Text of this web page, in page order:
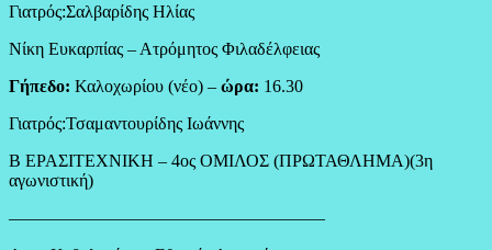
Γιατρός:Σαλβαρίδης Ηλίας
Νίκη Ευκαρπίας – Ατρόμητος Φιλαδέλφειας
Γήπεδο: Καλοχωρίου (νέο) – ώρα: 16.30
Γιατρός:Τσαμαντουρίδης Ιωάννης
Β ΕΡΑΣΙΤΕΧΝΙΚΗ – 4ος ΟΜΙΛΟΣ (ΠΡΩΤΑΘΛΗΜΑ)(3η
αγωνιστική)
——————————————————